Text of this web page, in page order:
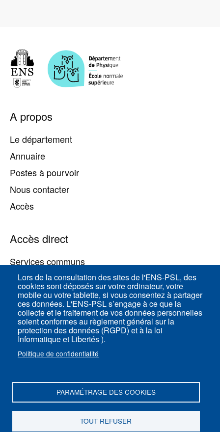
Lors de la consultation des sites de l'ENS-PSL, des
cookies sont déposés sur votre ordinateur, votre
mobile ou votre tablette, si vous consentez à partager
ces données. L'ENS-PSL s’engage à ce que la
collecte et le traitement de vos données personnelles
soient conformes au règlement général sur la
protection des données (RGPD) et à la loi
Informatique et Libertés ).
Politique de confidentialité
PARAMÉTRAGE DES COOKIES
TOUT REFUSER
Pied
de
A propos
Le département
Annuaire
Postes à pourvoir
Nous contacter
Accès
Accès direct
Services communs
ENS-PSL Physique
Plan du site
Mentions légales
Politique de confidentialité
ENS-PSL Département de physique - 24, rue
Lhomond 75005 Paris - France